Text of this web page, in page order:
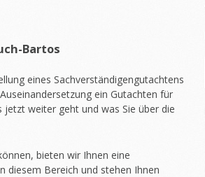
Bartos
eines Sachverständigengutachtens
ein Gutachten für
jetzt weiter geht und was Sie über die
bieten wir Ihnen eine
diesem Bereich und stehen Ihnen